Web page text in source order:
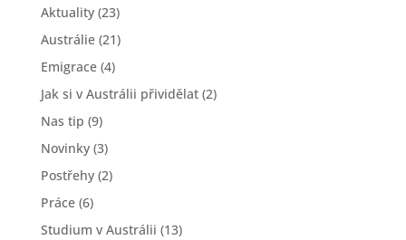
Aktuality(23)
Austrálie(21)
Emigrace(4)
Jak si v Austrálii přividělat(2)
Nas tip (9)
Novinky(3)
Postřehy(2)
Práce(6)
Studium v Austrálii (13)